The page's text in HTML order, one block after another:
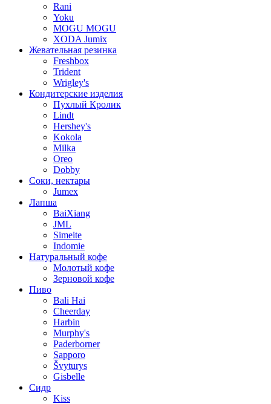
Rani
Yoku
MOGU MOGU
XODA Jumix
Жевательная резинка
Freshbox
Trident
Wrigley's
Кондитерские изделия
Пухлый Кролик
Lindt
Hershey's
Kokola
Milka
Oreo
Dobby
Соки, нектары
Jumex
Лапша
BaiXiang
JML
Simeite
Indomie
Натуральный кофе
Молотый кофе
Зерновой кофе
Пиво
Bali Hai
Cheerday
Harbin
Murphy's
Paderborner
Sapporo
Švyturys
Gisbelle
Сидр
Kiss